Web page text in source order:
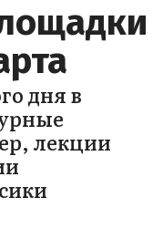
дня в
лекции